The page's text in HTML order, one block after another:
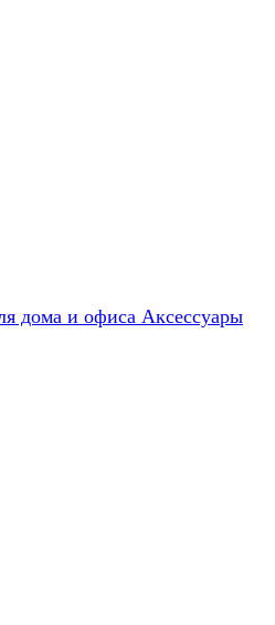
дома и офиса Аксессуары